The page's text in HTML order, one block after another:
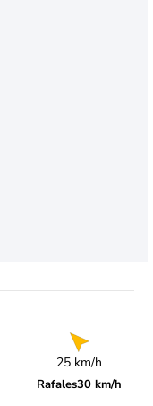
25 km/h
Rafales30 km/h